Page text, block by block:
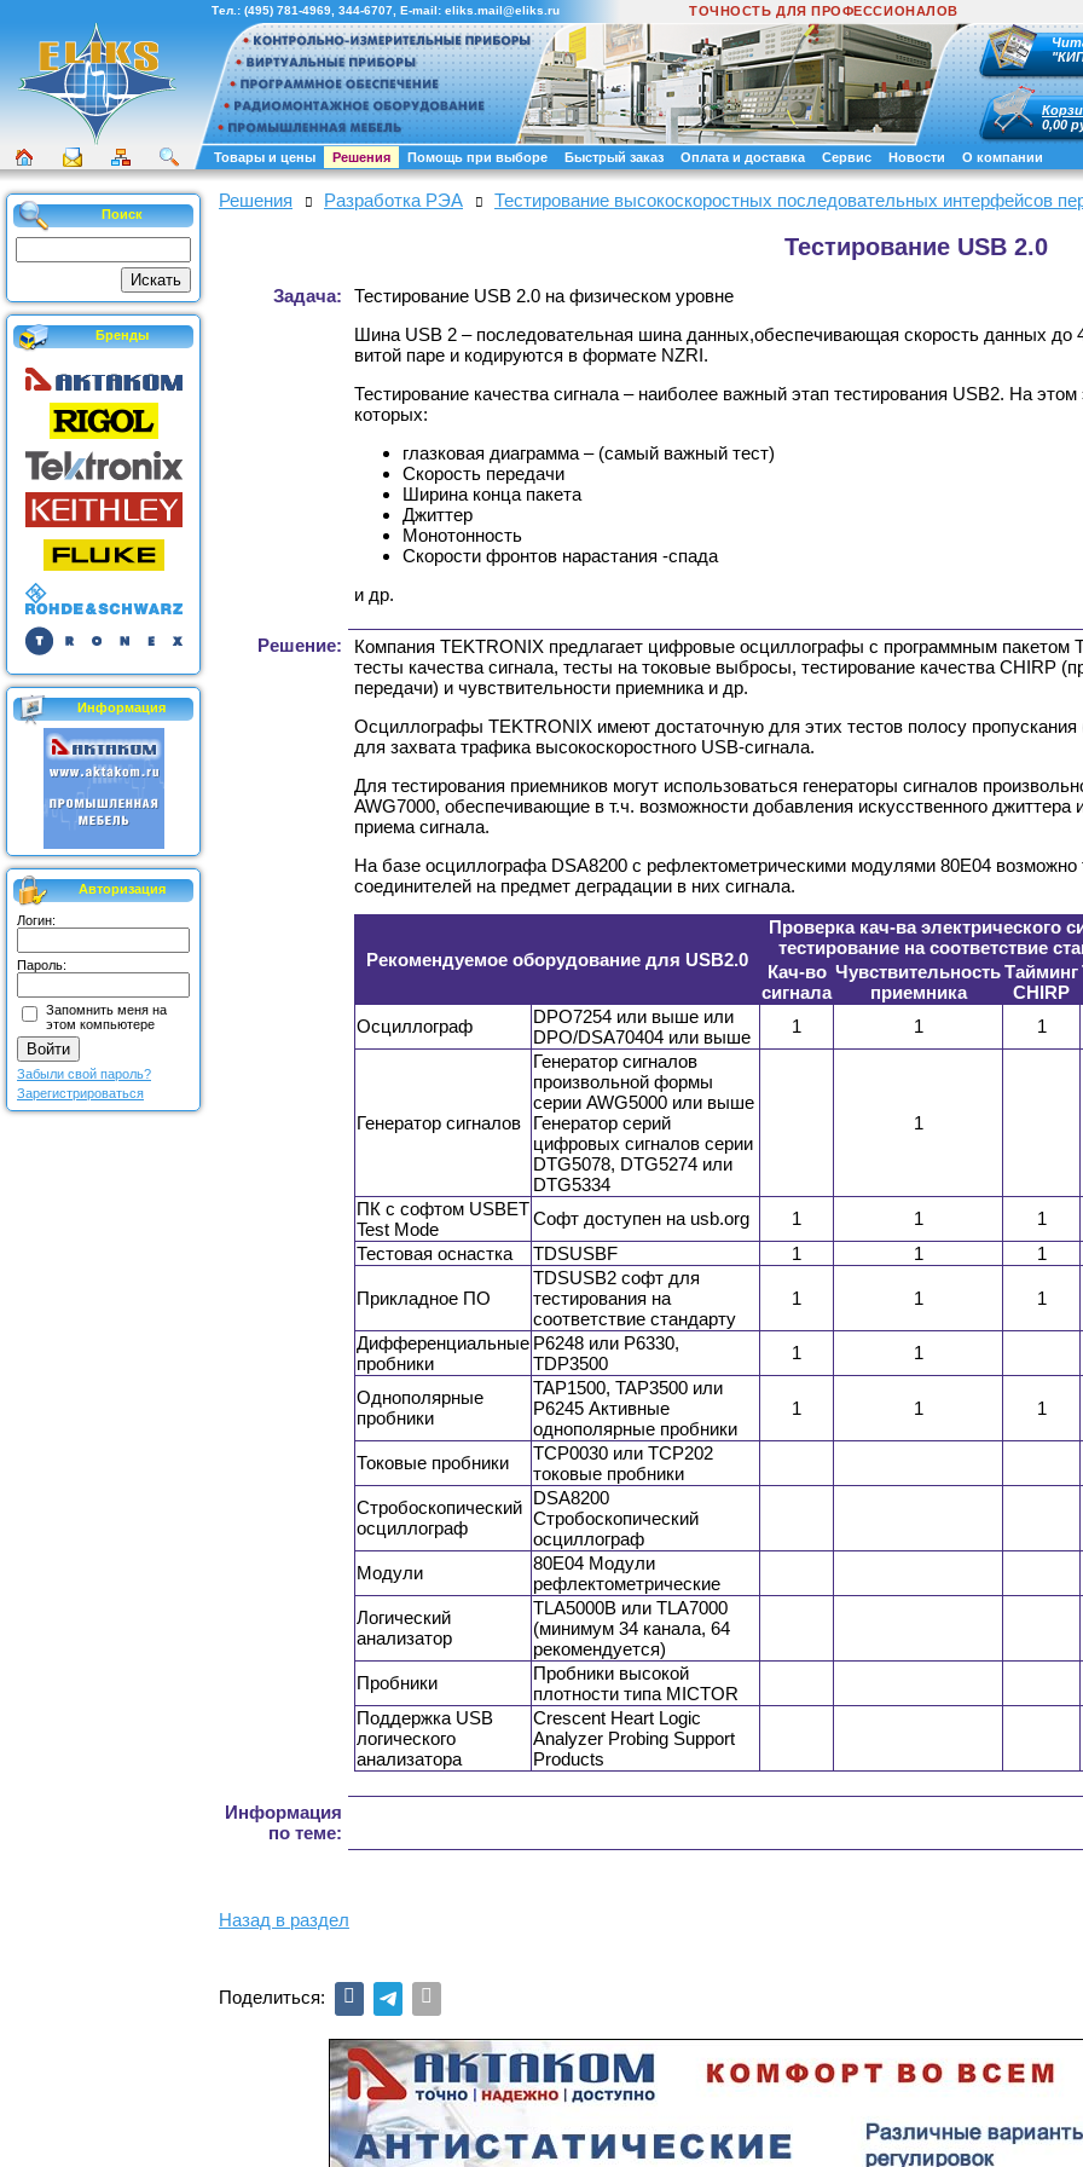
Тел.: (495) 781-4969 344-6707 , E-mail: eliks.mail@eliks.ru ТОЧНОСТЬ ДЛЯ ПРОФЕССИОНАЛОВ
0,00
Товары и цены Решения Помощь при выборе Быстрый заказ Оплата и доставка Сервис Новости О компании
Поиск
Бренды
Информация
Авторизация
Логин:
Пароль:
Запомнить меня на
этом компьютере
Забыли свой пароль?
Зарегистрироваться
Решения Разработка РЭА Тестирование высокоскоростных последовательных интерфейсов
Тестирование USB 2.0
Задача:
Тестирование USB 2.0 на физическом уровне
Шина USB 2 – последовательная шина данных,обеспечивающая скорость данных
витой паре и кодируются в формате NZRI.
Тестирование качества сигнала – наиболее важный этап тестирования USB2. На
которых:
глазковая диаграмма – (самый важный тест)
Скорость передачи
Ширина конца пакета
Джиттер
Монотонность
Скорости фронтов нарастания -спада
и др.
Решение:
Компания TEKTRONIX предлагает цифровые осциллографы с программным
тесты качества сигнала, тесты на токовые выбросы, тестирование качества CHIRP
передачи) и чувствительности приемника и др.
Осциллографы TEKTRONIX имеют достаточную для этих тестов полосу
для захвата трафика высокоскоростного USB-сигнала.
Для тестирования приемников могут использоваться генераторы сигналов
AWG7000, обеспечивающие в т.ч. возможности добавления искусственного джиттера
приема сигнала.
На базе осциллографа DSA8200 с рефлектометрическими модулями 80E04 возможно
соединителей на предмет деградации в них сигнала.
Рекомендуемое оборудование для USB2.0
Проверка кач-ва электрического
тестирование на соответствие
Кач-во
сигнала
Чувствительность
приемника
Тайминг
CHIRP
Осциллограф
DPO7254 или выше или
DPO/DSA70404 или выше
1 1 1
Генератор сигналов
Генератор сигналов
произвольной формы
серии AWG5000 или выше
Генератор серий
цифровых сигналов серии
DTG5078, DTG5274 или
DTG5334
1
ПК с софтом USBET
Test Mode
Софт доступен на usb.org 1 1 1
Тестовая оснастка
TDSUSBF 1 1 1
Прикладное ПО
TDSUSB2 софт для
тестирования на
соответствие стандарту
1 1 1
Дифференциальные
пробники
P6248 или P6330,
TDP3500
1 1
Однополярные
пробники
TAP1500, TAP3500 или
P6245 Активные
однополярные пробники
1 1 1
Токовые пробники
TCP0030 или TCP202
токовые пробники
Стробоскопический
осциллограф
DSA8200
Стробоскопический
осциллограф
Модули
80E04 Модули
рефлектометрические
Логический
анализатор
TLA5000B или TLA7000
(минимум 34 канала, 64
рекомендуется)
Пробники
Пробники высокой
плотности типа MICTOR
Поддержка USB
логического
анализатора
Crescent Heart Logic
Analyzer Probing Support
Products
Информация
по теме:
Назад в раздел
Поделиться: